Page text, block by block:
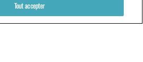
Tout accepter